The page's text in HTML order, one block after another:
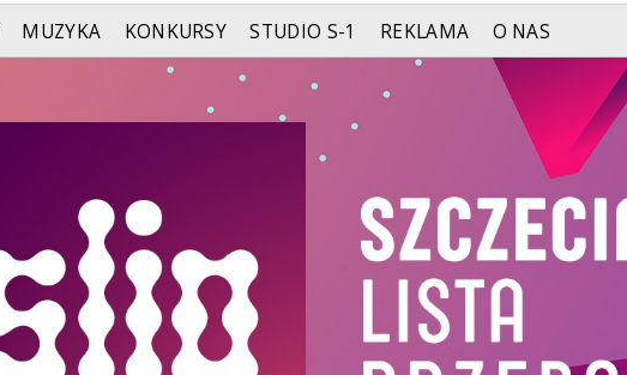
MUZYKA KONKURSY STUDIO S-1 REKLAMA O NAS